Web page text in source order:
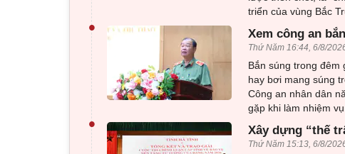
triển của vùng Bắc
• Xem công an
Thứ Năm 16:44, 6/8/
Bắn súng trong đêm
hay bơi mang súng
Công an nhân dân
gặp khi làm nhiệm
• Xây dựng “thế
Thứ Năm 15:13, 6/8/